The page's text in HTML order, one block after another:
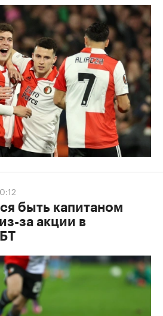
быть капитаном
за акции в